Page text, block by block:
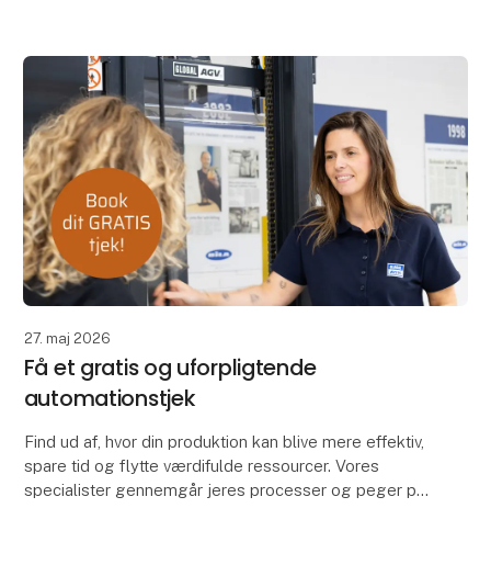
27. maj 2026
Få et gratis og uforpligtende
automationstjek
Find ud af, hvor din produktion kan blive mere effektiv,
spare tid og flytte værdifulde ressourcer. Vores
specialister gennemgår jeres processer og peger på,